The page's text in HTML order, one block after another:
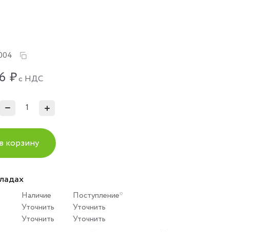
₽с НДС
корзину
Наличие
Поступление*
Уточнить
Уточнить
Уточнить Уточнить